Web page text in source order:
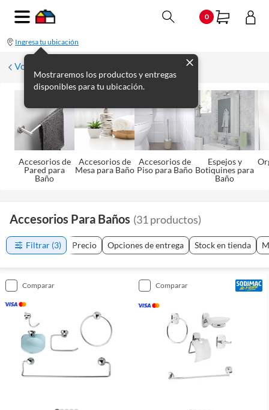
0
Ingresa tu ubicación
Mostraremos los productos y entregas
disponibles para tu ubicación.
Volver a Baño
Accesorios de
Pared para
Baño
Accesorios de
Mesa para Baño
Accesorios de
Piso para Baño
Espejos y
Botiquines para
Baño
Accesorios Para Baños (31 productos)
Filtrar (3) Precio Opciones de entrega Stock en tienda
comparar comparar